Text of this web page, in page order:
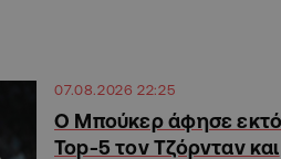
07.08.2026 22:25
Ο Μπούκερ άφησε
Top-5 τον Τζόρνταν και